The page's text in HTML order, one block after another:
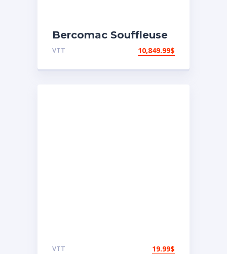
Bercomac Souffleuse
à neige 66″
Vantage/Honda 22HP
EPA
VTT 10,849.99$
VTT 19.99$